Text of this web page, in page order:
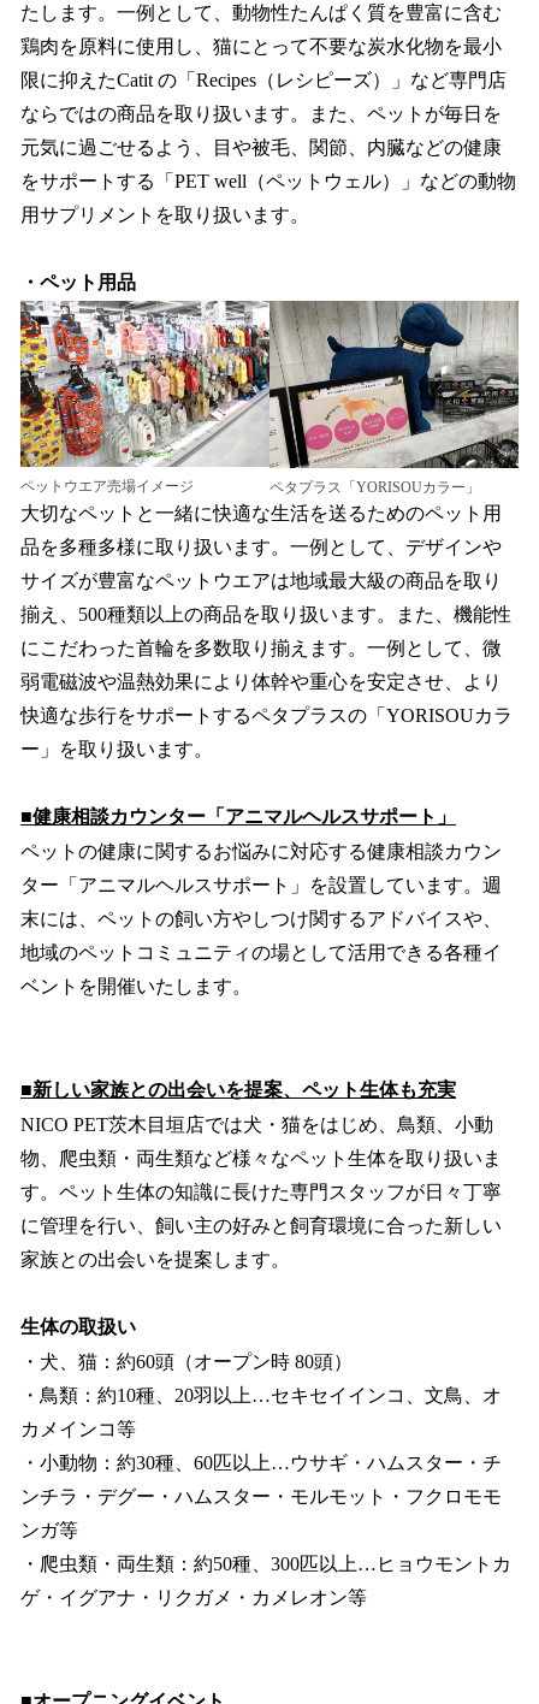
たします。一例として、動物性たんぱく質を豊富に含む
鶏肉を原料に使用し、猫にとって不要な炭水化物を最小
限に抑えたCatit の「Recipes（レシピーズ）」など専門店
ならではの商品を取り扱います。また、ペットが毎日を
元気に過ごせるよう、目や被毛、関節、内臓などの健康
をサポートする「PET well（ペットウェル）」などの動物
用サプリメントを取り扱います。
・ペット用品
ペットウエア売場イメージ ペタプラス「YORISOUカラー」
大切なペットと一緒に快適な生活を送るためのペット用
品を多種多様に取り扱います。一例として、デザインや
サイズが豊富なペットウエアは地域最大級の商品を取り
揃え、500種類以上の商品を取り扱います。また、機能性
にこだわった首輪を多数取り揃えます。一例として、微
弱電磁波や温熱効果により体幹や重心を安定させ、より
快適な歩行をサポートするペタプラスの「YORISOUカラ
ー」を取り扱います。
■健康相談カウンター「アニマルヘルスサポート」
ペットの健康に関するお悩みに対応する健康相談カウン
ター「アニマルヘルスサポート」を設置しています。週
末には、ペットの飼い方やしつけ関するアドバイスや、
地域のペットコミュニティの場として活用できる各種イ
ベントを開催いたします。
■新しい家族との出会いを提案、ペット生体も充実
NICO PET茨木目垣店では犬・猫をはじめ、鳥類、小動
物、爬虫類・両生類など様々なペット生体を取り扱いま
す。ペット生体の知識に長けた専門スタッフが日々丁寧
に管理を行い、飼い主の好みと飼育環境に合った新しい
家族との出会いを提案します。
生体の取扱い
・犬、猫：約60頭（オープン時 80頭）
・鳥類：約10種、20羽以上…セキセイインコ、文鳥、オ
カメインコ等
・小動物：約30種、60匹以上…ウサギ・ハムスター・チ
ンチラ・デグー・ハムスター・モルモット・フクロモモ
ンガ等
・爬虫類・両生類：約50種、300匹以上…ヒョウモントカ
ゲ・イグアナ・リクガメ・カメレオン等